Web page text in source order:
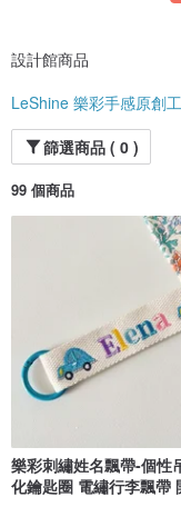
設計館商品
LeShine 樂彩手感原創
篩選商品 ( 0 )
99 個商品
樂彩刺繡姓名飄帶-個性
化鑰匙圈 電繡行李飄帶